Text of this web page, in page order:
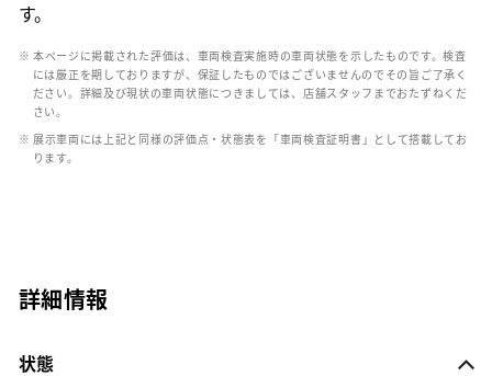
す。
※ 本ページに掲載された評価は、車両検査実施時の車両状態を示したものです。検査
には厳正を期しておりますが、保証したものではございませんのでその旨ご了承く
ださい。詳細及び現状の車両状態につきましては、店舗スタッフまでおたずねくだ
さい。
※ 展示車両には上記と同様の評価点・状態表を「車両検査証明書」として搭載してお
ります。
詳細情報
状態